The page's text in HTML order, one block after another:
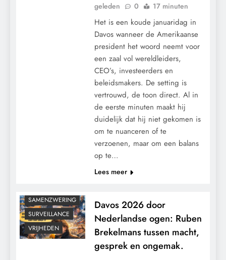
geleden
0 17 minuten
Het is een koude januaridag in
Davos wanneer de Amerikaanse
president het woord neemt voor
een zaal vol wereldleiders,
CEO’s, investeerders en
beleidsmakers. De setting is
vertrouwd, de toon direct. Al in
de eerste minuten maakt hij
duidelijk dat hij niet gekomen is
om te nuanceren of te
verzoenen, maar om een balans
op te…
Lees meer
SAMENZWERING
SURVEILLANCE
VRIJHEDEN
Davos 2026 door
Nederlandse ogen: Ruben
Brekelmans tussen macht,
gesprek en ongemak.